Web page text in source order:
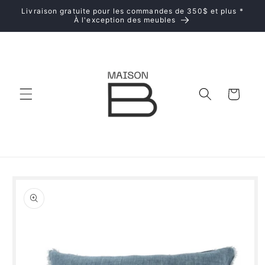
passer
Livraison gratuite pour les commandes de 350$ et plus *
À l'exception des meubles
Panier
informations
produits